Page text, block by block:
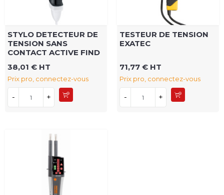
STYLO DETECTEUR DE
TENSION SANS
CONTACT ACTIVE FIND
38,01 € HT
Prix pro, connectez-vous
- +
TESTEUR DE TENSION
EXATEC
71,77 € HT
Prix pro, connectez-vous
- +